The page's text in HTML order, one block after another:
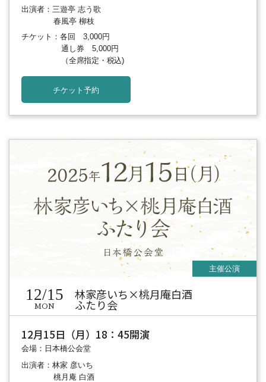
出演者：三遊亭 志う歌
春風亭 柳枝
チケット：各回 3,000円
通し券 5,000円
（全席指定・税込)
チケット予約
12/15
MON
林家彦いち×桃月庵白酒
ふたり会
12月15日（月）18：45開演
会場：日本橋公会堂
出演者：林家 彦いち
桃月庵 白酒